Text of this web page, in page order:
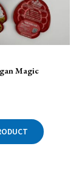
Magic